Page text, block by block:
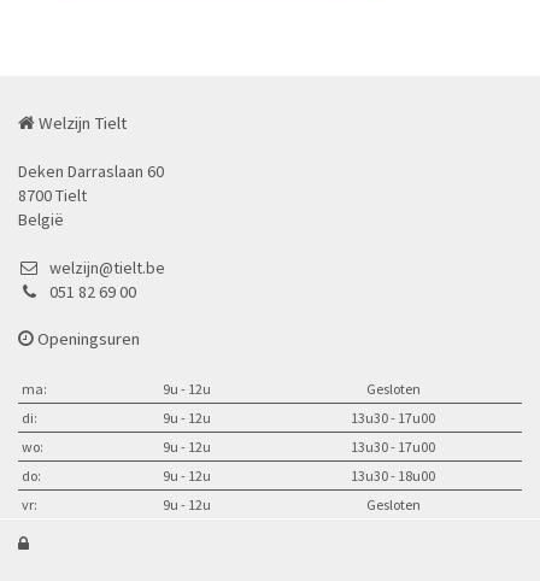
Welzijn Tielt
Deken Darraslaan 60
8700 Tielt
België
welzijn@tielt.be
051 82 69 00
Openingsuren
ma: 9u - 12u
Gesloten
di:
9u - 12u
13u30 - 17u00
wo:
9u - 12u
13u30 - 17u00
do:
9u - 12u
13u30 - 18u00
vr:
9u - 12u Gesloten
